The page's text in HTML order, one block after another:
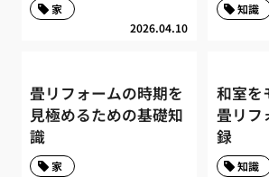
2026.04.10
家 知識
畳リフォームの時期を
見極めるための基礎知
識
家
和室を
畳リフ
録
知識